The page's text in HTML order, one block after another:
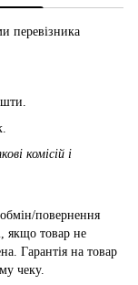
перевізника
комісій і
повернення
якщо товар не
Гарантія на товар
чеку.